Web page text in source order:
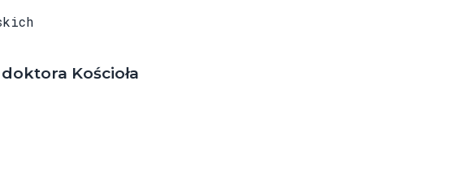
Kościoła